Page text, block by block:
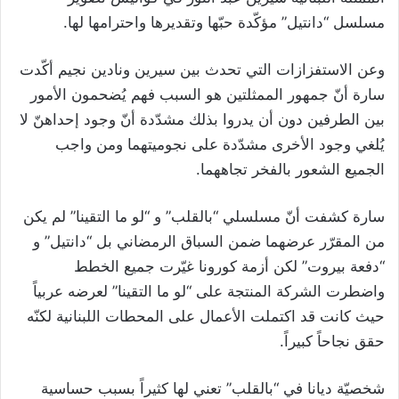
مسلسل “دانتيل” مؤكّدة حبّها وتقديرها واحترامها لها.
وعن الاستفزازات التي تحدث بين سيرين ونادين نجيم أكّدت
سارة أنّ جمهور الممثلتين هو السبب فهم يُضحمون الأمور
بين الطرفين دون أن يدروا بذلك مشدّدة أنّ وجود إحداهنّ لا
يُلغي وجود الأخرى مشدّدة على نجوميتهما ومن واجب
الجميع الشعور بالفخر تجاههما.
سارة كشفت أنّ مسلسلي “بالقلب” و “لو ما التقينا” لم يكن
من المقرّر عرضهما ضمن السباق الرمضاني بل “دانتيل” و
“دفعة بيروت” لكن أزمة كورونا غيّرت جميع الخطط
واضطرت الشركة المنتجة على “لو ما التقينا” لعرضه عربياً
حيث كانت قد اكتملت الأعمال على المحطات اللبنانية لكنّه
حقق نجاحاً كبيراً.
شخصيّة ديانا في “بالقلب” تعني لها كثيراً بسبب حساسية